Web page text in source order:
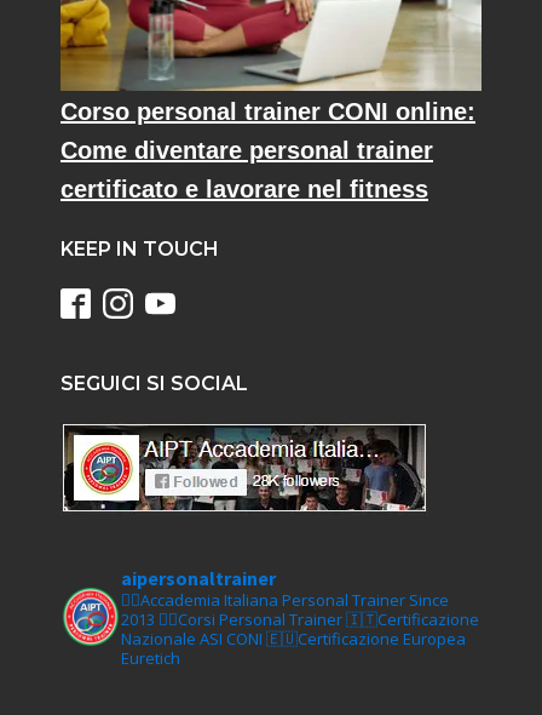
Corso personal trainer CONI online:
Come diventare personal trainer
certificato e lavorare nel fitness
KEEP IN TOUCH
SEGUICI SI SOCIAL
aipersonaltrainer
🏋‍♀️Accademia Italiana Personal Trainer Since
2013 🏋‍♂️Corsi Personal Trainer🇮🇹Certificazione
Nazionale ASI CONI 🇪🇺Certificazione Europea
Euretich